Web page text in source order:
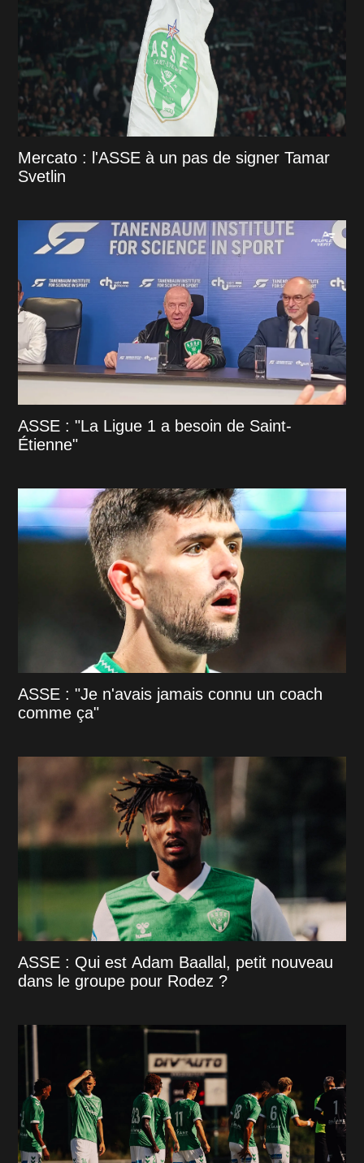
Mercato : l'ASSE à un pas de signer Tamar
Svetlin
ASSE : "La Ligue 1 a besoin de Saint-
Étienne"
ASSE : "Je n'avais jamais connu un coach
comme ça"
ASSE : Qui est Adam Baallal, petit nouveau
dans le groupe pour Rodez ?